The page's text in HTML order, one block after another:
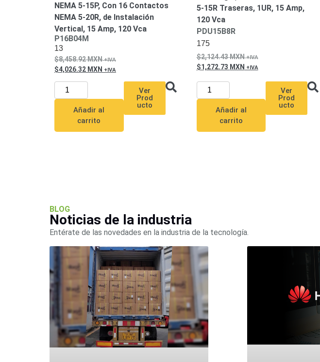
NEMA 5-15P, Con 16 Contactos
NEMA 5-20R, de Instalación
Vertical, 15 Amp, 120 Vca
P16B04M
13
8,458.92MXN
4,026.32 MXN
Añadir al
carrito
Ver
Prod
ucto
5-15R Traseras, 1UR, 15 Amp,
120 Vca
PDU15B8R
175
2,124.43MXN
1,272.73 MXN
Añadir al
carrito
Ver
Prod
ucto
BLOG
Noticias de la industria
Entérate de las novedades en la industria de la tecnología.